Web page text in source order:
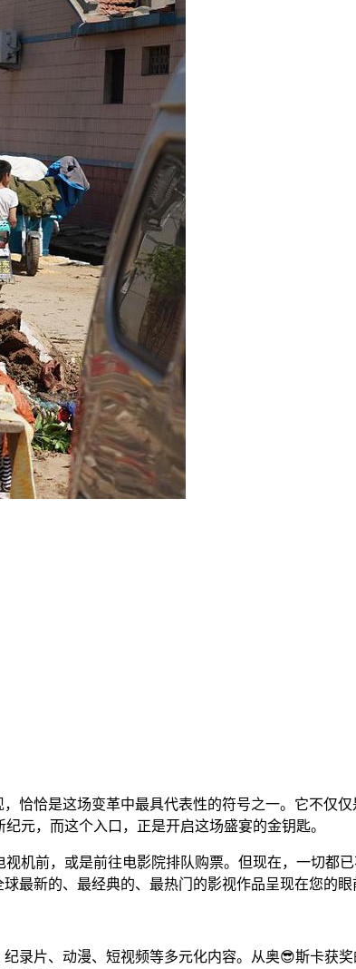
恰恰是这场变革中最具代表性的符号之一。它不仅仅
元，而这个入口，正是开启这场盛宴的金钥匙。
机前，或是前往电影院排队购票。但现在，一切都
最新的、最经典的、最热门的影视作品呈现在您的眼
录片、动漫、短视频等多元化内容。从奥😎斯卡获